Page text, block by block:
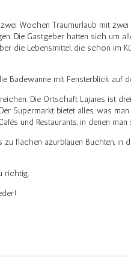
Wochen Traumurlaub mit
Die Gastgeber hatten sich um
die Lebensmittel, die schon im
Badewanne mit Fensterblick auf
Die Ortschaft Lajares ist
Supermarkt bietet alles, was
und Restaurants, in denen
flachen azurblauen Buchten, in
richtig.